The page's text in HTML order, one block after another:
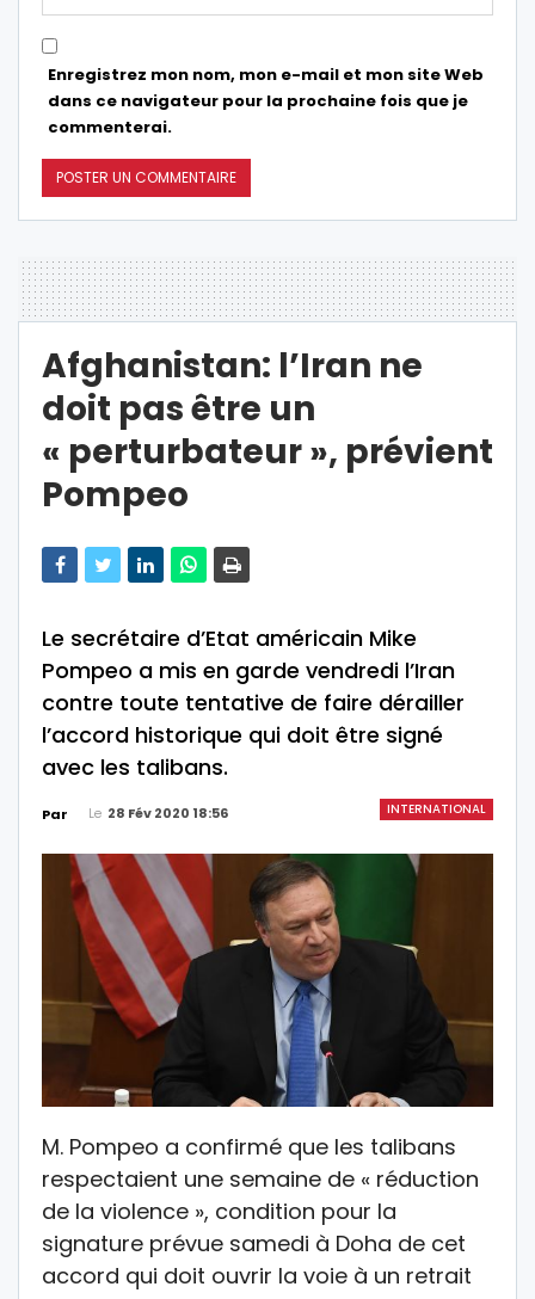
Enregistrez mon nom, mon e-mail et mon site Web
dans ce navigateur pour la prochaine fois que je
commenterai.
Afghanistan: l’Iran ne
doit pas être un
« perturbateur », prévient
Pompeo
Le secrétaire d’Etat américain Mike
Pompeo a mis en garde vendredi l’Iran
contre toute tentative de faire dérailler
l’accord historique qui doit être signé
avec les talibans.
INTERNATIONAL
Par Le 28 Fév 2020 18:56
M. Pompeo a confirmé que les talibans
respectaient une semaine de « réduction
de la violence », condition pour la
signature prévue samedi à Doha de cet
accord qui doit ouvrir la voie à un retrait